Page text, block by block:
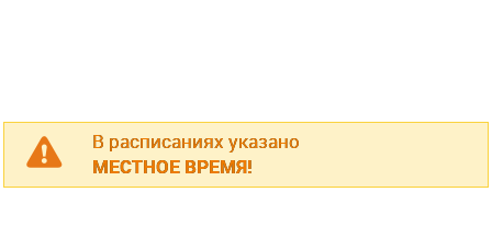
В расписаниях указано
МЕСТНОЕ ВРЕМЯ!